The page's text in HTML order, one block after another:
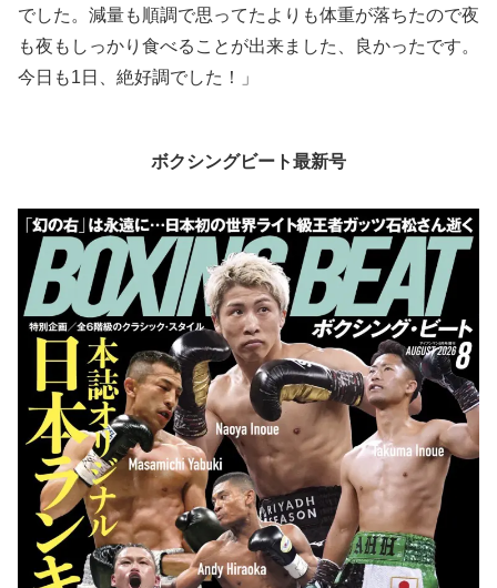
でした。減量も順調で思ってたよりも体重が落ちたので夜
も夜もしっかり食べることが出来ました、良かったです。
今日も1日、絶好調でした！」
ボクシングビート最新号